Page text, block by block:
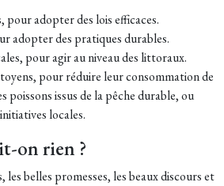
pour adopter des lois efficaces.
adopter des pratiques durables.
pour agir au niveau des littoraux.
pour réduire leur consommation de
poissons issus de la pêche durable, ou
locales.
on rien ?
belles promesses, les beaux discours et